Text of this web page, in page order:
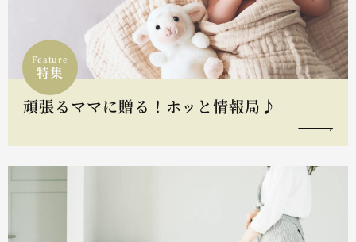
Feature
特集
頑張るママに贈る！ホッと情報局♪